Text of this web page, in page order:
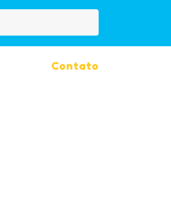
Contato